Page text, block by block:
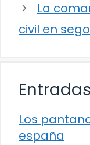
La
civil en
Los
españa